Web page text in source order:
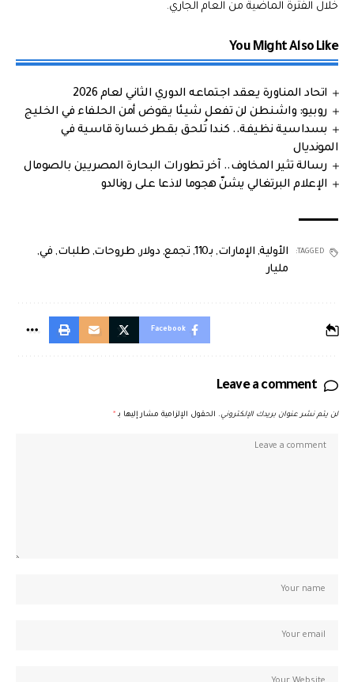
خلال الفترة الماضية من العام الجاري.
You Might Also Like
اتحاد المناورة يعقد اجتماعه الدوري الثاني لعام 2026
روبيو: واشنطن لن تفعل شيئا يقوض أمن الحلفاء في الخليج
بسداسية نظيفة.. كندا تُلحق بقطر خسارة قاسية في
المونديال
رسالة تثير المخاوف.. آخر تطورات البحارة المصريين بالصومال
الإعلام البرتغالي يشنّ هجوما لاذعا على رونالدو
TAGGED: الأولية, الإمارات, بـ110 , تجمع, دولار, طروحات, طلبات, في,
مليار
Facebook
Leave a comment
لن يتم نشر عنوان بريدك الإلكتروني. الحقول الإلزامية مشار إليها بـ *